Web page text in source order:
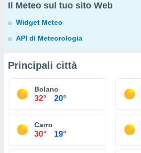
Il Meteo sul tuo sito Web
Widget Meteo
API di Meteorologia
Principali città
Bolano
32° 20°
Carro
30° 19°